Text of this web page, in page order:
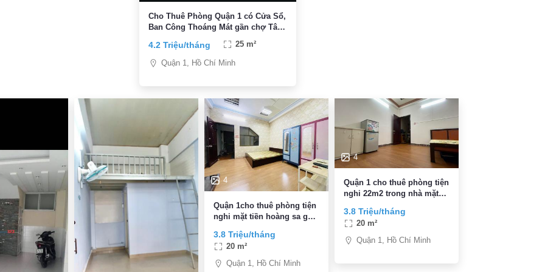
Cho Thuê Phòng Quận 1 có Cửa Sổ,
Ban Công Thoáng Mát gần chợ Tân
4.2 Triệu/tháng 25 m²
Quận 1, Hồ Chí Minh
4
Quận 1cho thuê phòng tiện
nghi mặt tiền hoàng sa gần
3.8 Triệu/tháng
20 m²
Quận 1, Hồ Chí Minh
4
Quận 1 cho thuê phòng tiện
nghi 22m2 trong nhà mặt
hình
3.8 Triệu/tháng
20 m²
Quận 1, Hồ Chí Minh